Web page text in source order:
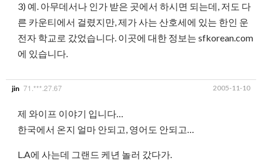
3) 예. 아무데서나 인가 받은 곳에서 하시면 되는데, 저도 다
른 카운티에서 걸렸지만, 제가 사는 산호세에 있는 한인 운
전자 학교로 갔었습니다. 이곳에 대한 정보는 sfkorean.com
에 있습니다.
jin 71.***.27.67 2005-11-10
제 와이프 이야기 입니다…
한국에서 온지 얼마 안되고, 영어도 안되고…
L.A에 사는데 그랜드 케년 놀러 갔다가.